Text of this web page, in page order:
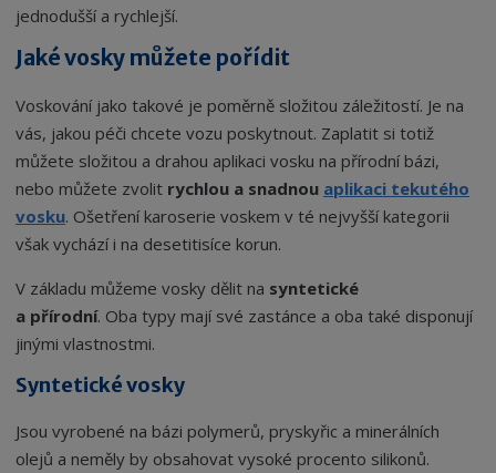
jednodušší a rychlejší.
Jaké vosky můžete pořídit
Voskování jako takové je poměrně složitou záležitostí. Je na
vás, jakou péči chcete vozu poskytnout. Zaplatit si totiž
můžete složitou a drahou aplikaci vosku na přírodní bázi,
nebo můžete zvolit rychlou a snadnou aplikaci tekutého
vosku. Ošetření karoserie voskem v té nejvyšší kategorii
však vychází i na desetitisíce korun.
V základu můžeme vosky dělit na syntetické
a přírodní. Oba typy mají své zastánce a oba také disponují
jinými vlastnostmi.
Syntetické vosky
Jsou vyrobené na bázi polymerů, pryskyřic a minerálních
olejů a neměly by obsahovat vysoké procento silikonů.